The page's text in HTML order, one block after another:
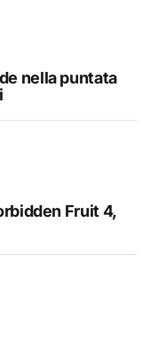
nella puntata
Fruit 4,